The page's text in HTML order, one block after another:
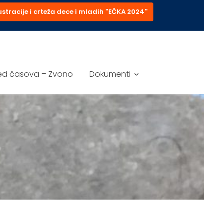
i crteža dece i mladih ''EČKA 2024''
časova – Zvono Dokumenti